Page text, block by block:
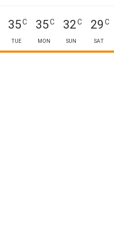
29C
SAT
32C
SUN
35C
MON
35C
TUE